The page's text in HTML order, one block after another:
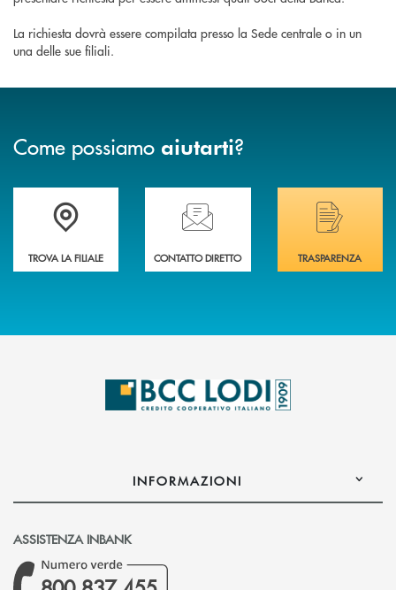
La richiesta dovrà essere compilata presso la Sede centrale o in un
una delle sue filiali.
Come possiamo aiutarti?
Trova la filiale più vicina a Te
TROVA LA FILIALE
Hai bisogno di assistenza immediata?
CONTATTO DIRETTO
Hai bisogno di
TRASPARENZA
INFORMAZIONI
ASSISTENZA INBANK